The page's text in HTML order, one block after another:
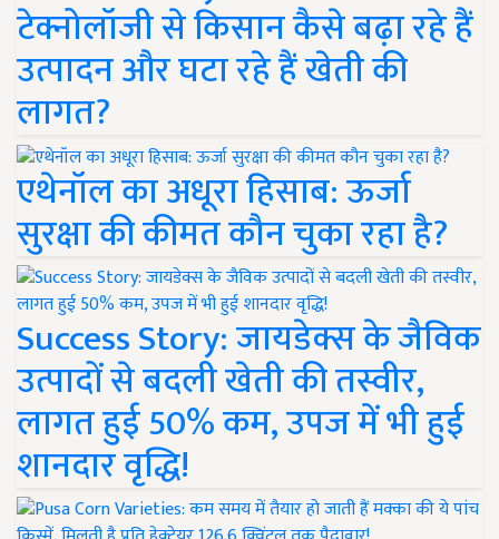
टेक्नोलॉजी से किसान कैसे बढ़ा रहे हैं
उत्पादन और घटा रहे हैं खेती की
लागत?
एथेनॉल का अधूरा हिसाब: ऊर्जा
सुरक्षा की कीमत कौन चुका रहा है?
Success Story: जायडेक्स के जैविक
उत्पादों से बदली खेती की तस्वीर,
लागत हुई 50% कम, उपज में भी हुई
शानदार वृद्धि!